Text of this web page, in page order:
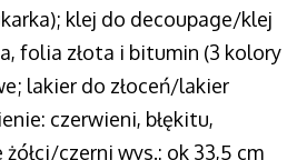
klej do decoupage/klej
folia złota i bitumin (3 kolory
lakier do złoceń/lakier
czerwieni, błękitu,
czerni wys.: ok 33,5 cm